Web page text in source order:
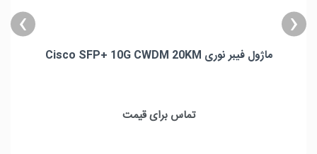
ماژول فیبر نوری Cisco SFP+ 10G CWDM 20KM
تماس برای قیمت
‹
›